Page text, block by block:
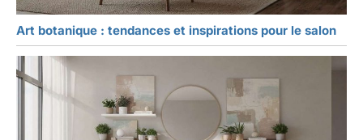
Art botanique : tendances et inspirations pour le salon